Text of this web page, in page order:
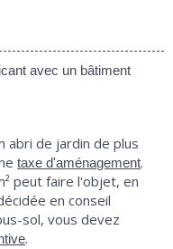
avec un bâtiment
abri de jardin de plus
taxe d'aménagement.
peut faire l'objet, en
en conseil
sol, vous devez
.